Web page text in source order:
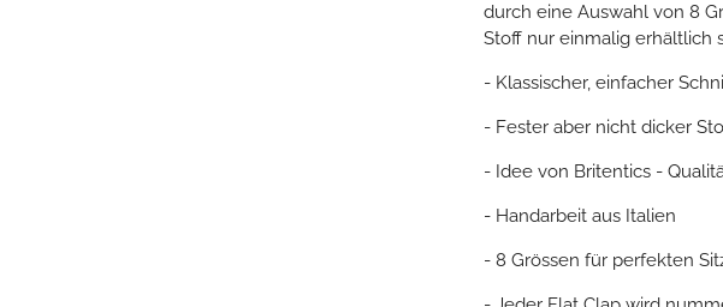
durch eine Auswahl von 8
Stoff nur einmalig erhältlich
- Klassischer, einfacher
- Fester aber nicht dicker
- Idee von Britentics -
- Handarbeit aus Italien
- 8 Grössen für perfekten